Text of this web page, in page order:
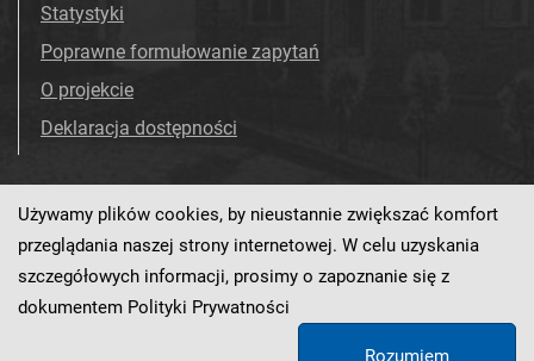
Statystyki
Poprawne formułowanie zapytań
O projekcie
Deklaracja dostępności
Odwiedź nas! Facebook
Używamy plików cookies, by nieustannie zwiększać komfort
przeglądania naszej strony internetowej. W celu uzyskania
szczegółowych informacji, prosimy o zapoznanie się z
dokumentem Polityki Prywatności
Rozumiem